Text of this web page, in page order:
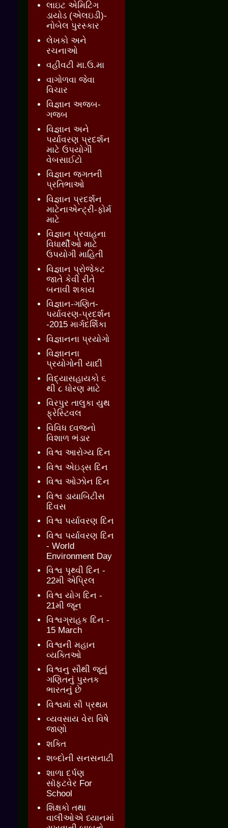
લાઇટ એમિટિંગ
ડાયોડ (એલઇડી)-
નોબેલ પુરસ્કાર
લેખકો અને
રચનાઓ
વહીવટી મા.ઉ.મા
વાગોળવા જેવા
વિચાર
વિજ્ઞાન અજબ-
ગજબ
વિજ્ઞાન અને
પર્યાવરણ પ્રદર્શન
માટે ઉપયોગી
વેબસાઈટો
વિજ્ઞાન જગતની
પ્રતિભાઓ
વિજ્ઞાન પ્રદર્શન
માટેનાએન્ટ્રી-ફોર્મ
માટે
વિજ્ઞાન પ્રવાહના
વિધાર્થીઓ માટે
ઉપયોગી માહિતી
વિજ્ઞાન પ્રોજેકટ
જાતે કેવી રીતે
બનાવી શકાય
વિજ્ઞાન-ગણિત-
પર્યાવરણ-પ્રદર્શન
-2015 માર્ગદર્શિકા
વિજ્ઞાનના પ્રયોગો
વિજ્ઞાનના
પ્રયોગોની યાદી
વિદ્યાસહાયકો ૬
થી ૮ ધોરણ માટે
વિરપુર તાલુકા યુથ
ફ્રેસ્ટિવલ
વિવિધ ધ્વજનો
વિશાળ ભંડાર
વિશ્વ આરોગ્ય દિન
વિશ્વ એઇડ્સ દિન
વિશ્વ ઓઝોન દિન
વિશ્વ ડાયાબિટીસ
દિવસ
વિશ્વ પર્યાવરણ દિન
વિશ્વ પર્યાવરણ દિન
- World
Environment Day
વિશ્વ પૃથ્વી દિન -
22મી એપ્રિલ
વિશ્વ યોગ દિન -
21મી જૂન
વિશ્વગ્રાહક દિન -
15 March
વિશ્વની મહાન
વ્યક્તિઓ
વિશ્વનુ સૌથી જૂનું
ગણિતનું પુસ્તક
ભારતનું છે
વિશ્વમાં સૌ પ્રથમ
વ્યવસાય વેરા વિષે
જાણો
શક્તિ
શબ્દોની સનસનાટી
શાળા દર્પણ
સૉફ્ટવેર For
School
શિક્ષકો તથા
વાલીઓએ ધ્યાનમાં